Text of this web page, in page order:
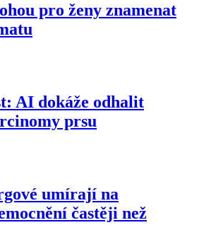
pro ženy znamenat
AI dokáže odhalit
prsu
umírají na
častěji než